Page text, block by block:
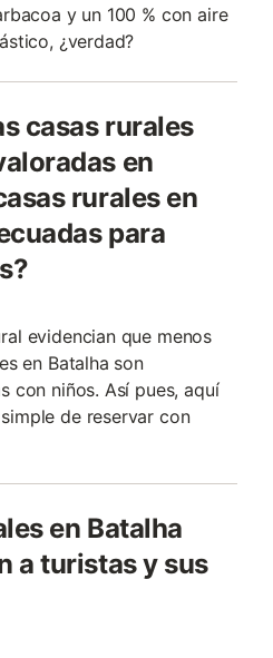
y un 100 % con aire
¿verdad?
casas rurales
en
rurales en
para
evidencian que menos
en Batalha son
con niños. Así pues, aquí
de reservar con
en Batalha
a turistas y sus